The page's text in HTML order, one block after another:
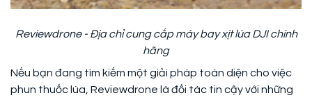
Reviewdrone - Địa chỉ cung cấp máy bay xịt lúa DJI chính
hãng
Nếu bạn đang tìm kiếm một giải pháp toàn diện cho việc
phun thuốc lúa, Reviewdrone là đối tác tin cậy với những